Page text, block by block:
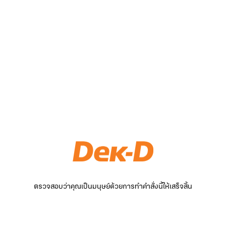
ตรวจสอบว่าคุณเป็นมนุษย์ด้วยการทำคำสั่งนี้ให้เสร็จสิ้น